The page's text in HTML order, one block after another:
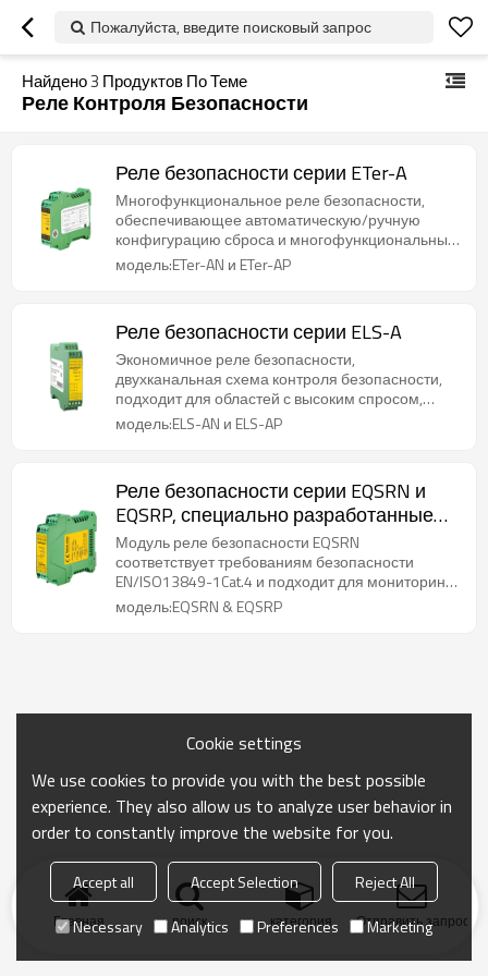
Пожалуйста, введите поисковый запрос
Найдено3 Продуктов По Теме
Реле Контроля Безопасности
Реле безопасности серии ETer-A
Многофункциональное реле безопасности,
обеспечивающее автоматическую/ручную
конфигурацию сброса и многофункциональный
DIP-переключатель конфигурации,
используется для промышленного мониторинга
модель:ETer-AN и ETer-AP
Реле безопасности серии ELS-A
Экономичное реле безопасности,
двухканальная схема контроля безопасности,
подходит для областей с высоким спросом,
таких как механическая защита,
автоматизированные производственные линии
модель:ELS-AN и ELS-AP
Реле безопасности серии EQSRN и
EQSRP, специально разработанные
для световых завес
Модуль реле безопасности EQSRN
соответствует требованиям безопасности
EN/ISO13849-1Cat.4 и подходит для мониторинга
различных сигналов на промышленных
объектах с высокими требованиями к
безопасности. За пределами сигнала двуручной
модель:EQSRN & EQSRP
Главная поиск категория Отправить запрос
Cookie settings
We use cookies to provide you with the best possible
experience. They also allow us to analyze user behavior in
order to constantly improve the website for you.
Accept all Accept Selection
Reject All
Necessary
Analytics Preferences Marketing